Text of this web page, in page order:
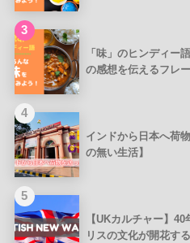
3
「味」のヒンディー
の感想を伝えるフレ
4
インドから日本へ荷
の無い生活】
5
【UKカルチャー】
リスの文化が開花す